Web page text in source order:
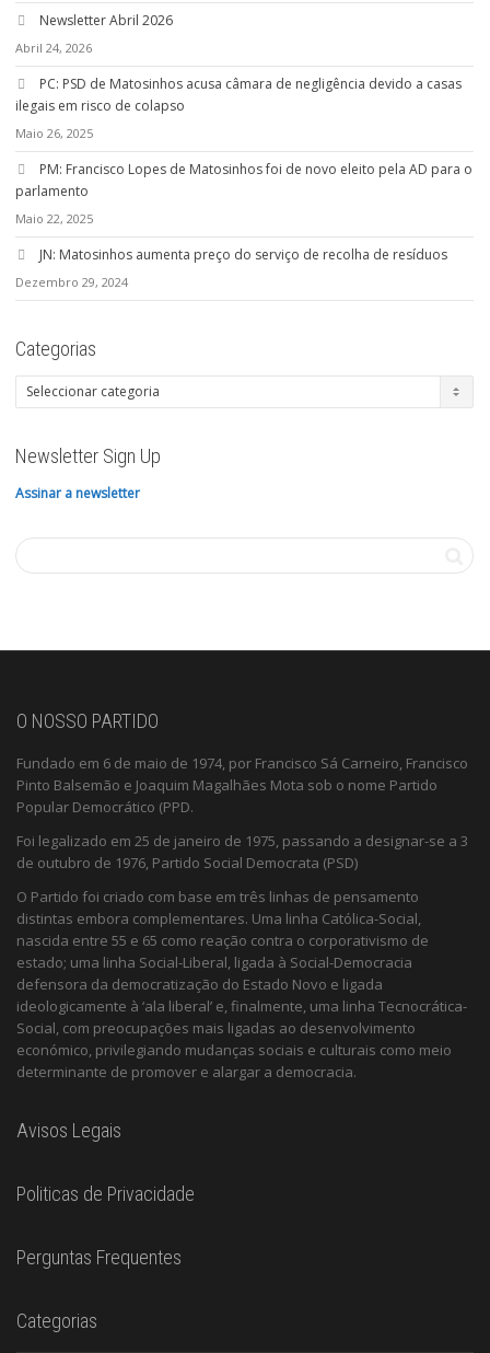
Newsletter Abril 2026
Abril 24, 2026
PC: PSD de Matosinhos acusa câmara de negligência devido a casas
ilegais em risco de colapso
Maio 26, 2025
PM: Francisco Lopes de Matosinhos foi de novo eleito pela AD para o
parlamento
Maio 22, 2025
JN: Matosinhos aumenta preço do serviço de recolha de resíduos
Dezembro 29, 2024
Categorias
Categorias
Newsletter Sign Up
Assinar a newsletter
O NOSSO PARTIDO
Fundado em 6 de maio de 1974, por Francisco Sá Carneiro, Francisco
Pinto Balsemão e Joaquim Magalhães Mota sob o nome Partido
Popular Democrático (PPD.
Foi legalizado em 25 de janeiro de 1975, passando a designar-se a 3
de outubro de 1976, Partido Social Democrata (PSD)
O Partido foi criado com base em três linhas de pensamento
distintas embora complementares. Uma linha Católica-Social,
nascida entre 55 e 65 como reação contra o corporativismo de
estado; uma linha Social-Liberal, ligada à Social-Democracia
defensora da democratização do Estado Novo e ligada
ideologicamente à ‘ala liberal’ e, finalmente, uma linha Tecnocrática-
Social, com preocupações mais ligadas ao desenvolvimento
económico, privilegiando mudanças sociais e culturais como meio
determinante de promover e alargar a democracia.
Avisos Legais
Politicas de Privacidade
Perguntas Frequentes
Categorias